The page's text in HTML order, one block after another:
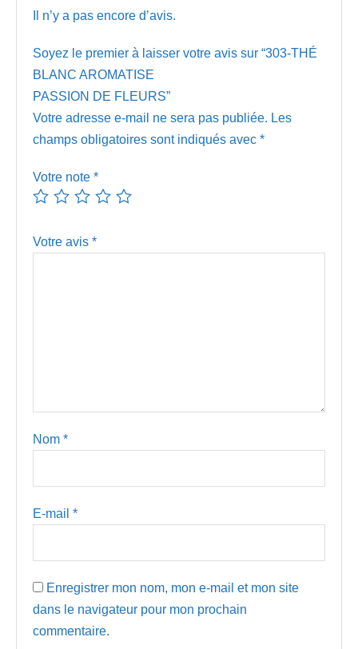
Il n’y a pas encore d’avis.
Soyez le premier à laisser votre avis sur “303-THÉ
BLANC AROMATISE
PASSION DE FLEURS”
Votre adresse e-mail ne sera pas publiée. Les
champs obligatoires sont indiqués avec *
Votre note *
Votre avis *
Nom *
E-mail *
Enregistrer mon nom, mon e-mail et mon site
dans le navigateur pour mon prochain
commentaire.